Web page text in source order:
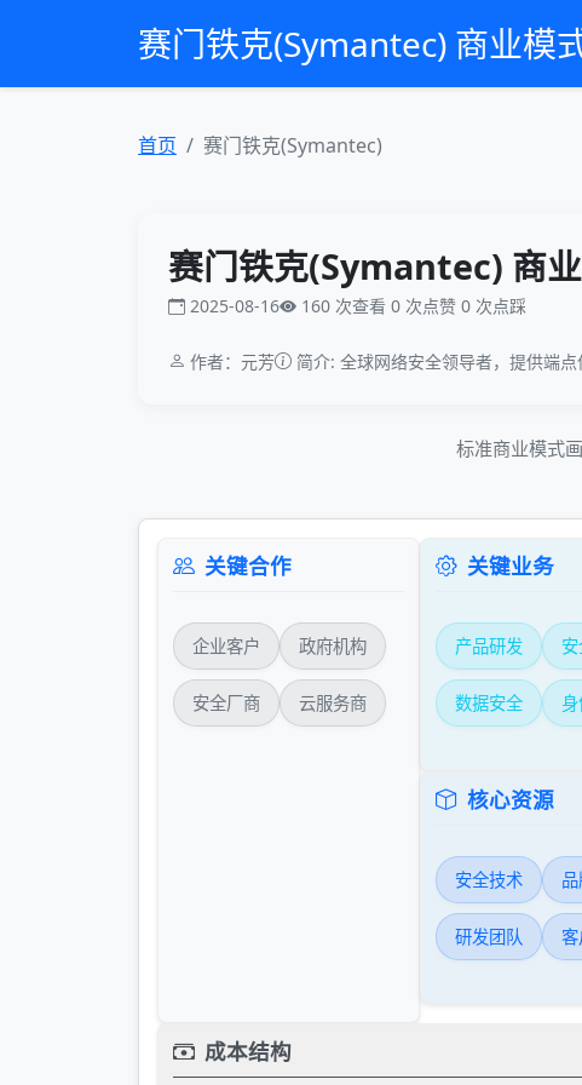
赛门铁克(Symantec) 商业模
首页 赛门铁克(Symantec)
赛门铁克(Symantec) 商
2025-08-16 160 次查看 0 次点赞 0 次点踩
作者：元芳 简介: 全球网络安全领导者，提供端
标准商业模式
关键合作
企业客户 政府机构
安全厂商 云服务商
关键业务
产品研发
数据安全
核心资源
安全技术
研发团队
成本结构